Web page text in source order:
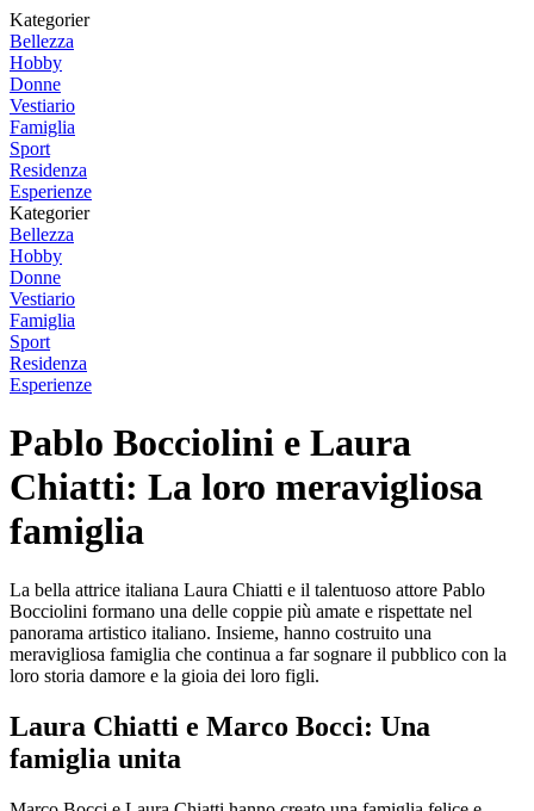
Kategorier
Bellezza
Hobby
Donne
Vestiario
Famiglia
Sport
Residenza
Esperienze
Kategorier
Bellezza
Hobby
Donne
Vestiario
Famiglia
Sport
Residenza
Esperienze
Pablo Bocciolini e Laura
Chiatti: La loro meravigliosa
famiglia
La bella attrice italiana Laura Chiatti e il talentuoso attore Pablo
Bocciolini formano una delle coppie più amate e rispettate nel
panorama artistico italiano. Insieme, hanno costruito una
meravigliosa famiglia che continua a far sognare il pubblico con la
loro storia damore e la gioia dei loro figli.
Laura Chiatti e Marco Bocci: Una
famiglia unita